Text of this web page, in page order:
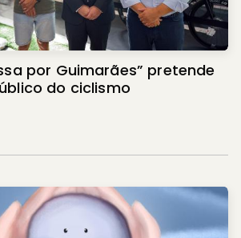
por Guimarães” pretende
do ciclismo